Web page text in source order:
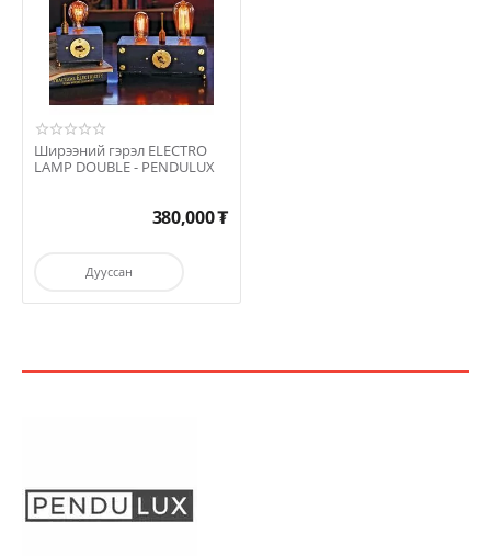
Ширээний гэрэл ELECTRO
LAMP DOUBLE - PENDULUX
380,000₮
Дууссан